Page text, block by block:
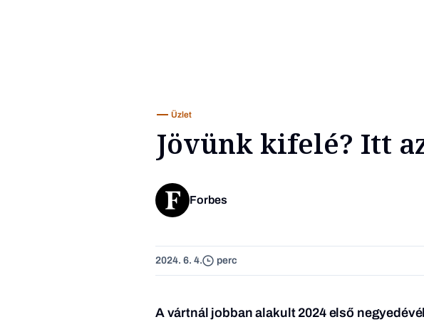
Üzlet
Jövünk kifelé? Itt
Forbes
2024. 6. 4. perc
A vártnál jobban alakult 2024 első